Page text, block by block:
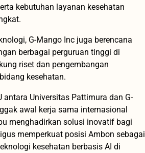
kebutuhan layanan kesehatan
G-Mango Inc juga berencana
berbagai perguruan tinggi di
riset dan pengembangan
kesehatan.
antara Universitas Pattimura dan G-
awal kerja sama internasional
menghadirkan solusi inovatif bagi
memperkuat posisi Ambon sebagai
kesehatan berbasis AI di